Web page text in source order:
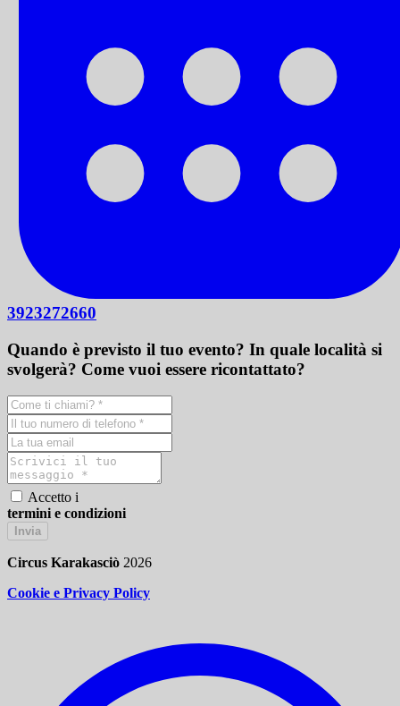
3923272660
Quando è previsto il tuo evento? In quale località si
svolgerà? Come vuoi essere ricontattato?
Accetto i
termini e condizioni
Invia
Circus Karakasciò 2026
Cookie e Privacy Policy